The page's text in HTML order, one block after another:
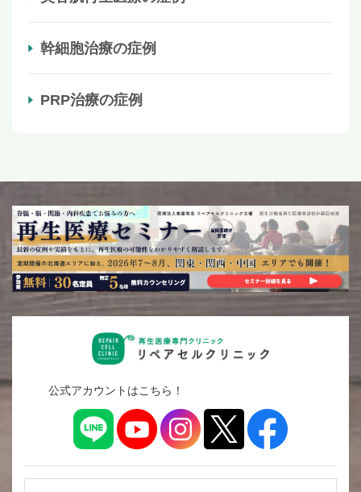
幹細胞治療の症例
PRP治療の症例
公式アカウントはこちら！